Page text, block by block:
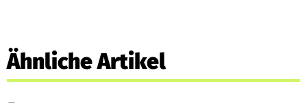
Ähnliche Artikel